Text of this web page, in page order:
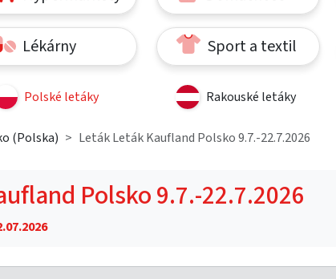
Lékárny Sport a textil
Polské letáky Rakouské letáky
(Polska) Leták Leták Kaufland Polsko 9.7.-22.7.2026
Polsko 9.7.-22.7.2026